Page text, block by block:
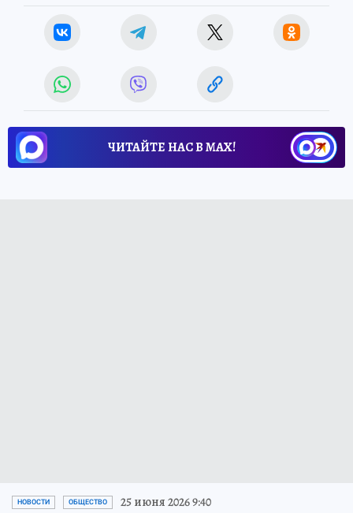
ЧИТАЙТЕ НАС В МАХ!
НОВОСТИ ОБЩЕСТВО 25 июня 2026 9:40